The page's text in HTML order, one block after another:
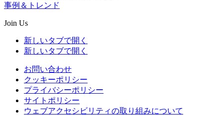
事例＆トレンド
Join Us
新しいタブで開く
新しいタブで開く
お問い合わせ
クッキーポリシー
プライバシーポリシー
サイトポリシー
ウェブアクセシビリティの取り組みについて